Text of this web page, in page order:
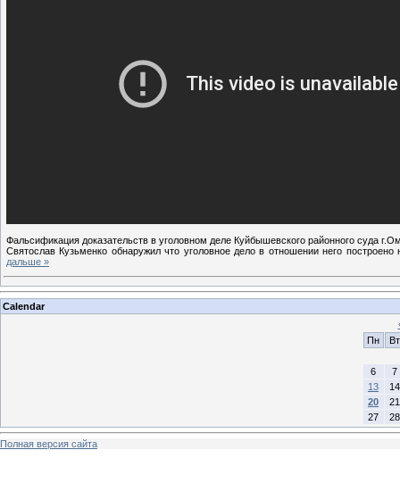
Фальсификация доказательств в уголовном деле Куйбышевского районного суда
Святослав Кузьменко обнаружил что уголовное дело в отношении него
дальше »
Calendar
Пн
Вт
6
7
13
14
20
21
27
28
Полная версия сайта